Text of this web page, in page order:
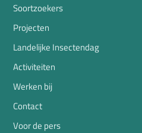
Soortzoekers
Projecten
Landelijke Insectendag
Activiteiten
Werken bij
Contact
Voor de pers